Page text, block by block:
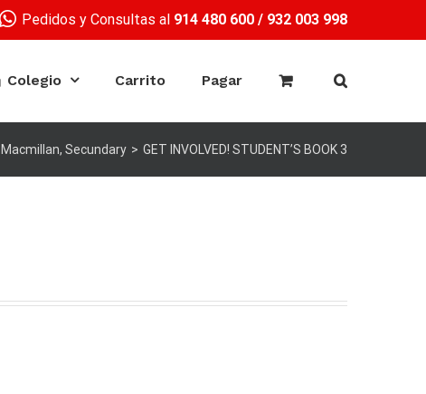
Pedidos y Consultas al 914 480 600 / 932 003 998
Colegio Carrito Pagar
Macmillan, Secundary > GET INVOLVED! STUDENT’S BOOK 3